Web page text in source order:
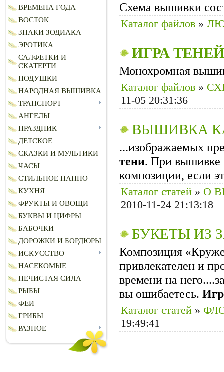
ВРЕМЕНА ГОДА
ВОСТОК
ЗНАКИ ЗОДИАКА
ЭРОТИКА
САЛФЕТКИ И
СКАТЕРТИ
ПОДУШКИ
НАРОДНАЯ ВЫШИВКА
ТРАНСПОРТ
АНГЕЛЫ
ПРАЗДНИК
ДЕТСКОЕ
СКАЗКИ И МУЛЬТИКИ
ЧАСЫ
СТИЛЬНОЕ ПАННО
КУХНЯ
ФРУКТЫ И ОВОЩИ
БУКВЫ И ЦИФРЫ
БАБОЧКИ
ДОРОЖКИ И БОРДЮРЫ
ИСКУССТВО
НАСЕКОМЫЕ
НЕЧИСТАЯ СИЛА
РЫБЫ
ФЕИ
ГРИБЫ
РАЗНОЕ
Схема вышивки
Каталог файлов »
ИГРА
Монохромная
Каталог файлов »
11-05 20:31:36
ВЫШИВКА
...изображаемых
тени. При вышивке
композиции, если
Каталог статей » О
2010-11-24 21:13:18
БУКЕТЫ ИЗ
Композиция
привлекателен и
времени на
вы ошибаетесь.
Каталог статей »
19:49:41